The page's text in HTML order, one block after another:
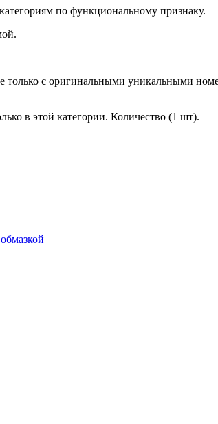
по функциональному признаку.
только с оригинальными уникальными
в этой категории. Количество (1 шт).